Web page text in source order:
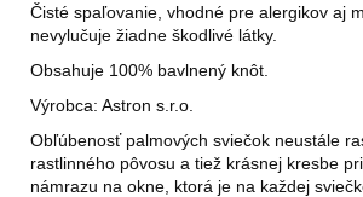
Čisté spaľovanie, vhodné pre alergikov aj
nevylučuje žiadne škodlivé látky.
Obsahuje 100% bavlnený knôt.
Výrobca: Astron s.r.o.
Obľúbenosť palmových sviečok neustále
rastlinného pôvosu a tiež krásnej kresbe
námrazu na okne, ktorá je na každej